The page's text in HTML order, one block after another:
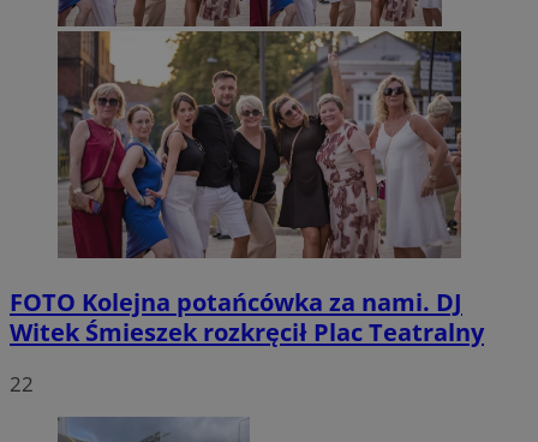
FOTO Kolejna potańcówka za nami. DJ
Witek Śmieszek rozkręcił Plac Teatralny
22